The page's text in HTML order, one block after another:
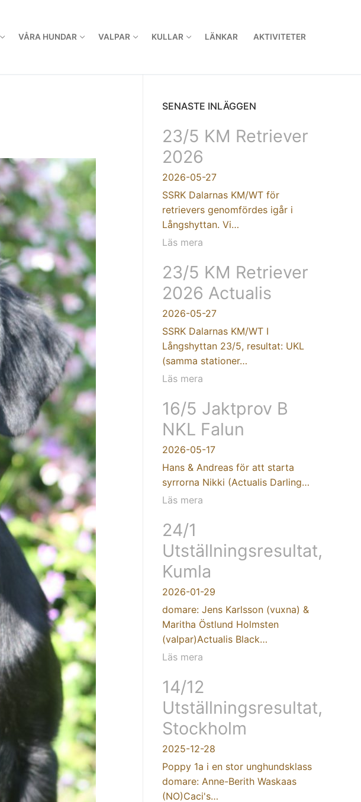
VÅRA HUNDAR VALPAR KULLAR LÄNKAR AKTIVITETER
SENASTE INLÄGGEN
23/5 KM Retriever
2026
2026-05-27
SSRK Dalarnas KM/WT för
retrievers genomfördes igår i
Långshyttan. Vi…
Läs mera
23/5 KM Retriever
2026 Actualis
2026-05-27
SSRK Dalarnas KM/WT I
Långshyttan 23/5, resultat: UKL
(samma stationer…
Läs mera
16/5 Jaktprov B
NKL Falun
2026-05-17
Hans & Andreas för att starta
syrrorna Nikki (Actualis Darling…
Läs mera
24/1
Utställningsresultat,
Kumla
2026-01-29
domare: Jens Karlsson (vuxna) &
Maritha Östlund Holmsten
(valpar)Actualis Black…
Läs mera
14/12
Utställningsresultat,
Stockholm
2025-12-28
Poppy 1a i en stor unghundsklass
domare: Anne-Berith Waskaas
(NO)Caci's…